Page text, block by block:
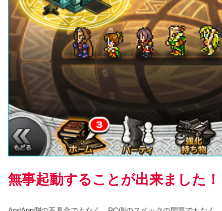
無事起動することが出来ました